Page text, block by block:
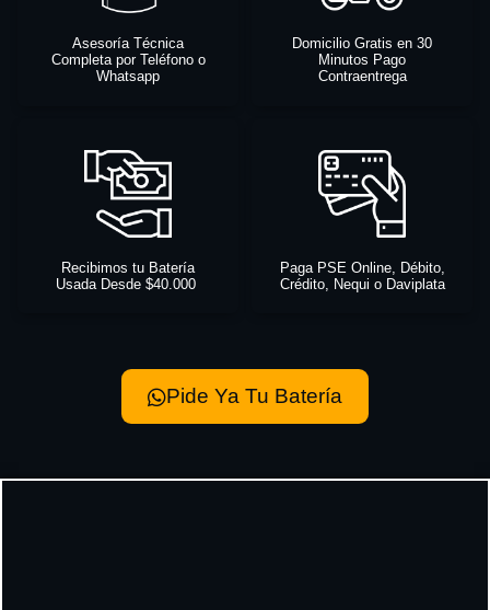
Asesoría Técnica
Completa por Teléfono o
Whatsapp
Domicilio Gratis en 30
Minutos Pago
Contraentrega
Recibimos tu Batería
Usada Desde $40.000
Paga PSE Online, Débito,
Crédito, Nequi o Daviplata
Pide Ya Tu Batería